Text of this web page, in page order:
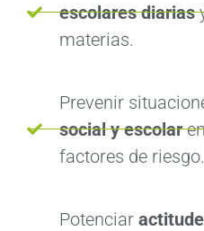
escolares diarias
materias.
Prevenir
social y escolar
factores de riesgo.
Potenciar